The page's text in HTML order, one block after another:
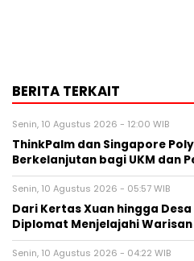
BERITA TERKAIT
Senin, 10 Agustus 2026 - 12:00 WIB
ThinkPalm dan Singapore
Berkelanjutan bagi UKM dan
Senin, 10 Agustus 2026 - 05:57 WIB
Dari Kertas Xuan hingga
Diplomat Menjelajahi Warisan
Senin, 10 Agustus 2026 - 04:22 WIB